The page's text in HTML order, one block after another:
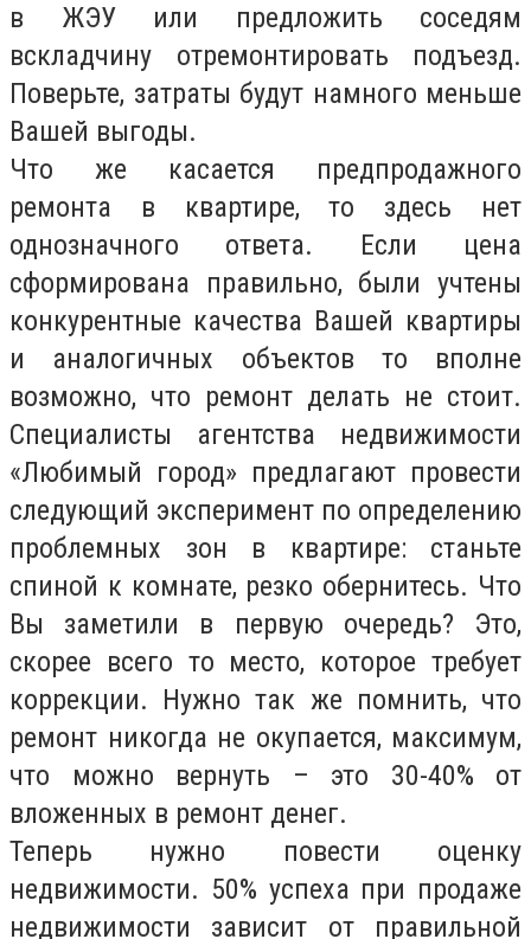
в ЖЭУ или предложить соседям
вскладчину отремонтировать подъезд.
Поверьте, затраты будут намного меньше
Вашей выгоды.
Что же касается предпродажного
ремонта в квартире, то здесь нет
однозначного ответа. Если цена
сформирована правильно, были учтены
конкурентные качества Вашей квартиры
и аналогичных объектов то вполне
возможно, что ремонт делать не стоит.
Специалисты агентства недвижимости
«Любимый город» предлагают провести
следующий эксперимент по определению
проблемных зон в квартире: станьте
спиной к комнате, резко обернитесь. Что
Вы заметили в первую очередь? Это,
скорее всего то место, которое требует
коррекции. Нужно так же помнить, что
ремонт никогда не окупается, максимум,
что можно вернуть – это 30-40% от
вложенных в ремонт денег.
Теперь нужно повести оценку
недвижимости. 50% успеха при продаже
недвижимости зависит от правильной